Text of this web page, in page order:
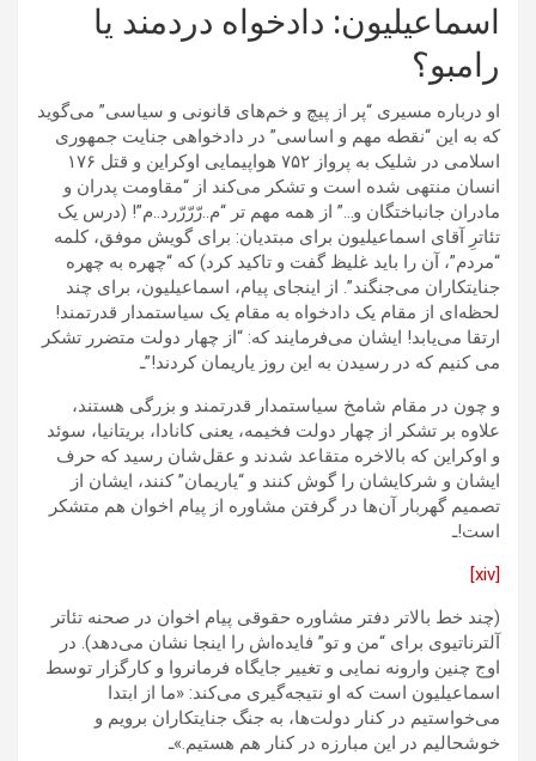
اسماعیلیون: دادخواه دردمند یا
رامبو؟
او درباره مسیری “پر از پیچ و خم‌های قانونی و سیاسی” می‌گوید
که به این “نقطه مهم و اساسی” در دادخواهی جنایت جمهوری
اسلامی در شلیک به پرواز ۷۵۲ هواپیمایی اوکراین و قتل ۱۷۶
انسان منتهی شده است و تشکر می‌کند از “مقاومت پدران و
مادران جانباختگان و…” از همه مهم تر “م..رّرّرّرد..م”! (درس یک
تئاترِ آقای اسماعیلیون برای مبتدیان: برای گویش موفق، کلمه
“مردم”، آن را باید غلیظ گفت و تاکید کرد) که “چهره به چهره
جنایتکاران می‌جنگند”. از اینجای پیام، اسماعیلیون، برای چند
لحظه‌ای از مقام یک دادخواه به مقام یک سیاستمدار قدرتمند!
ارتقا می‌یابد! ایشان می‌فرمایند که: “از چهار دولت متضرر تشکر
می کنیم که در رسیدن به این روز یاریمان کردند!”ـ
و چون در مقام شامخ سیاستمدار قدرتمند و بزرگی هستند،
علاوه بر تشکر از چهار دولت فخیمه، یعنی کانادا، بریتانیا، سوئد
و اوکراین که بالاخره متقاعد شدند و عقل‌شان رسید که حرف
ایشان و شرکایشان را گوش کنند و “یاریمان” کنند، ایشان از
تصمیم گهربار آن‌ها در گرفتن مشاوره از پیام اخوان هم متشکر
است!ـ
[xiv]
(چند خط بالاتر دفتر مشاوره حقوقی پیام اخوان در صحنه تئاتر
آلترناتیوی برای “من و تو” فایده‌اش را اینجا نشان می‌دهد). در
اوج چنین وارونه نمایی و تغییر جایگاه فرمانروا و کارگزار توسط
اسماعیلیون است که او نتیجه‌گیری می‌کند: «ما از ابتدا
می‌خواستیم در کنار دولت‌ها، به جنگ جنایتکاران برویم و
خوشحالیم در این مبارزه در کنار هم هستیم.»ـ